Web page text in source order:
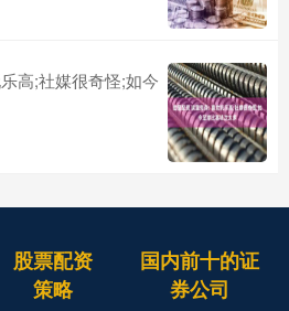
高;社媒很奇怪;如今
股票配资
策略
国内前十的证
券公司